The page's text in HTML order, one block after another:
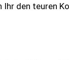
den teuren